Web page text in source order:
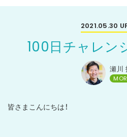
2021.05.30
100日チャレン
瀬川
皆さまこんにちは！